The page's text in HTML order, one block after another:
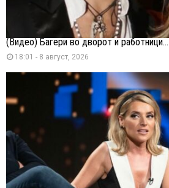
(Видео) Багери во дворот и работници...
18:01 - 8 август, 2026